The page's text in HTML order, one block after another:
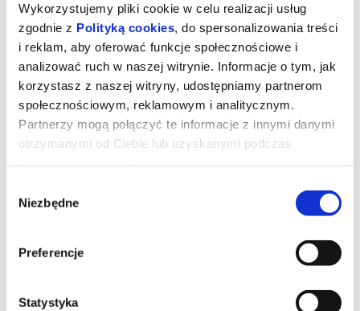
Wykorzystujemy pliki cookie w celu realizacji usług
zgodnie z Polityką cookies , do spersonalizowania treści
i reklam, aby oferować funkcje społecznościowe i
analizować ruch w naszej witrynie. Informacje o tym, jak
korzystasz z naszej witryny, udostępniamy partnerom
społecznościowym, reklamowym i analitycznym.
Partnerzy mogą połączyć te informacje z innymi danymi
otrzymanymi od Ciebie lub uzyskanymi podczas
zgody
Niezbędne
Preferencje
Statystyka
Straszny film/dubbing
Bracia Wayans (Marlon i Shawn), Anna Faris i Regina Hall
ponownie łączą siły w filmie STRASZNY FILM gdzie wraz z
horrory z wyższej półki, historie oryginalne, wszystko, co zawiera
słowo „dziedzictwo” oraz każdy „ostatni rozdział”, który absolutnie